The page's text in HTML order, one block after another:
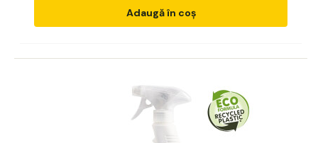
Adaugă în coș